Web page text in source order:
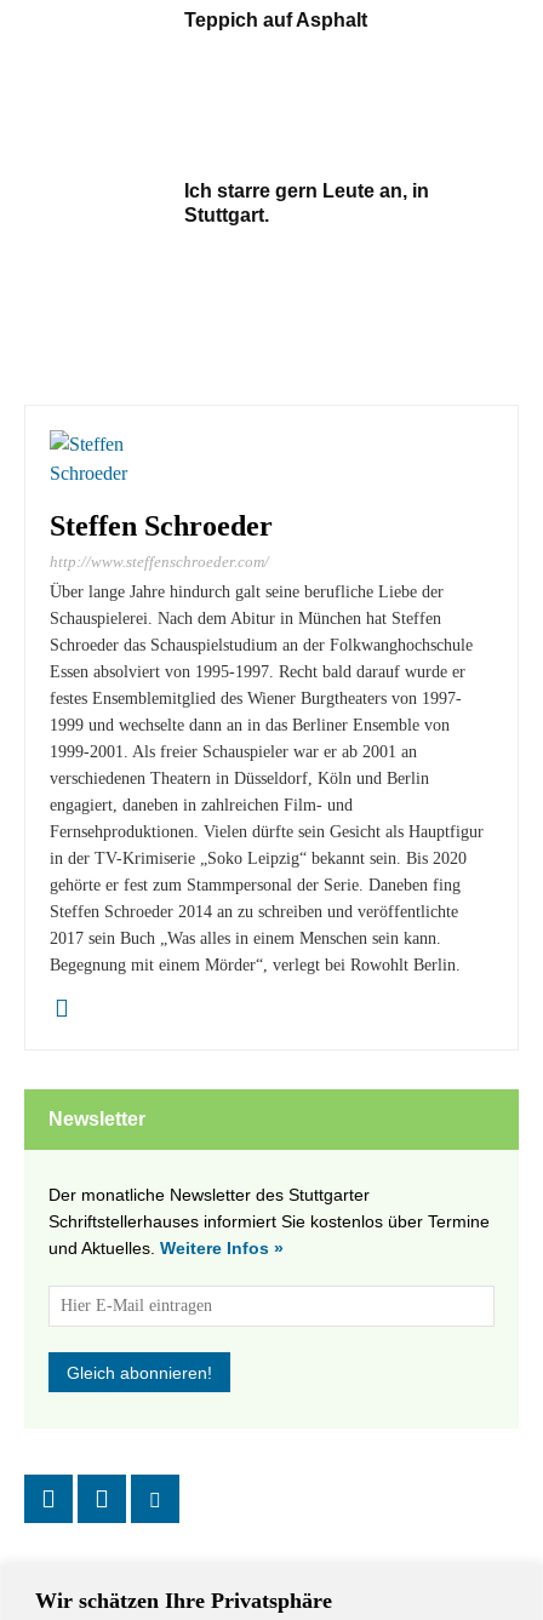
Wir schätzen Ihre Privatsphäre
Teppich auf Asphalt
Ich starre gern Leute an, in
Stuttgart.
Steffen Schroeder
http://www.steffenschroeder.com/
Über lange Jahre hindurch galt seine berufliche Liebe der
Schauspielerei. Nach dem Abitur in München hat Steffen
Schroeder das Schauspielstudium an der Folkwanghochschule
Essen absolviert von 1995-1997. Recht bald darauf wurde er
festes Ensemblemitglied des Wiener Burgtheaters von 1997-
1999 und wechselte dann an in das Berliner Ensemble von
1999-2001. Als freier Schauspieler war er ab 2001 an
verschiedenen Theatern in Düsseldorf, Köln und Berlin
engagiert, daneben in zahlreichen Film- und
Fernsehproduktionen. Vielen dürfte sein Gesicht als Hauptfigur
in der TV-Krimiserie „Soko Leipzig“ bekannt sein. Bis 2020
gehörte er fest zum Stammpersonal der Serie. Daneben fing
Steffen Schroeder 2014 an zu schreiben und veröffentlichte
2017 sein Buch „Was alles in einem Menschen sein kann.
Begegnung mit einem Mörder“, verlegt bei Rowohlt Berlin.
Newsletter
Der monatliche Newsletter des Stuttgarter
Schriftstellerhauses informiert Sie kostenlos über Termine
und Aktuelles. Weitere Infos »